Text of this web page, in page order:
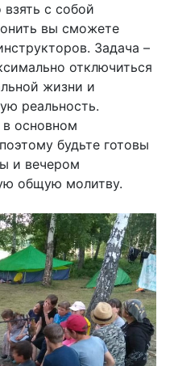
с собой
вы сможете
Задача –
отключиться
жизни и
реальность.
в основном
будьте готовы
и вечером
общую молитву.